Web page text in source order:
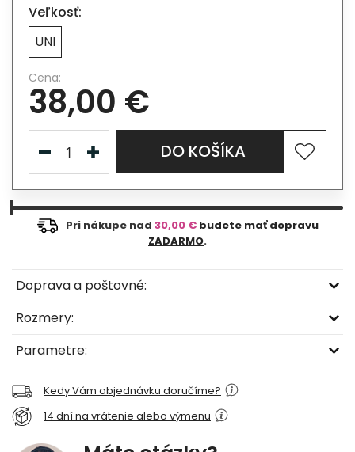
Veľkosť:
UNI
Cena:
38,00 €
DO KOŠÍKA
Pri nákupe nad 30,00 € budete mať dopravu
ZADARMO.
Doprava a poštovné:
Rozmery:
Parametre:
Kedy Vám objednávku doručíme?
14 dní na vrátenie alebo výmenu